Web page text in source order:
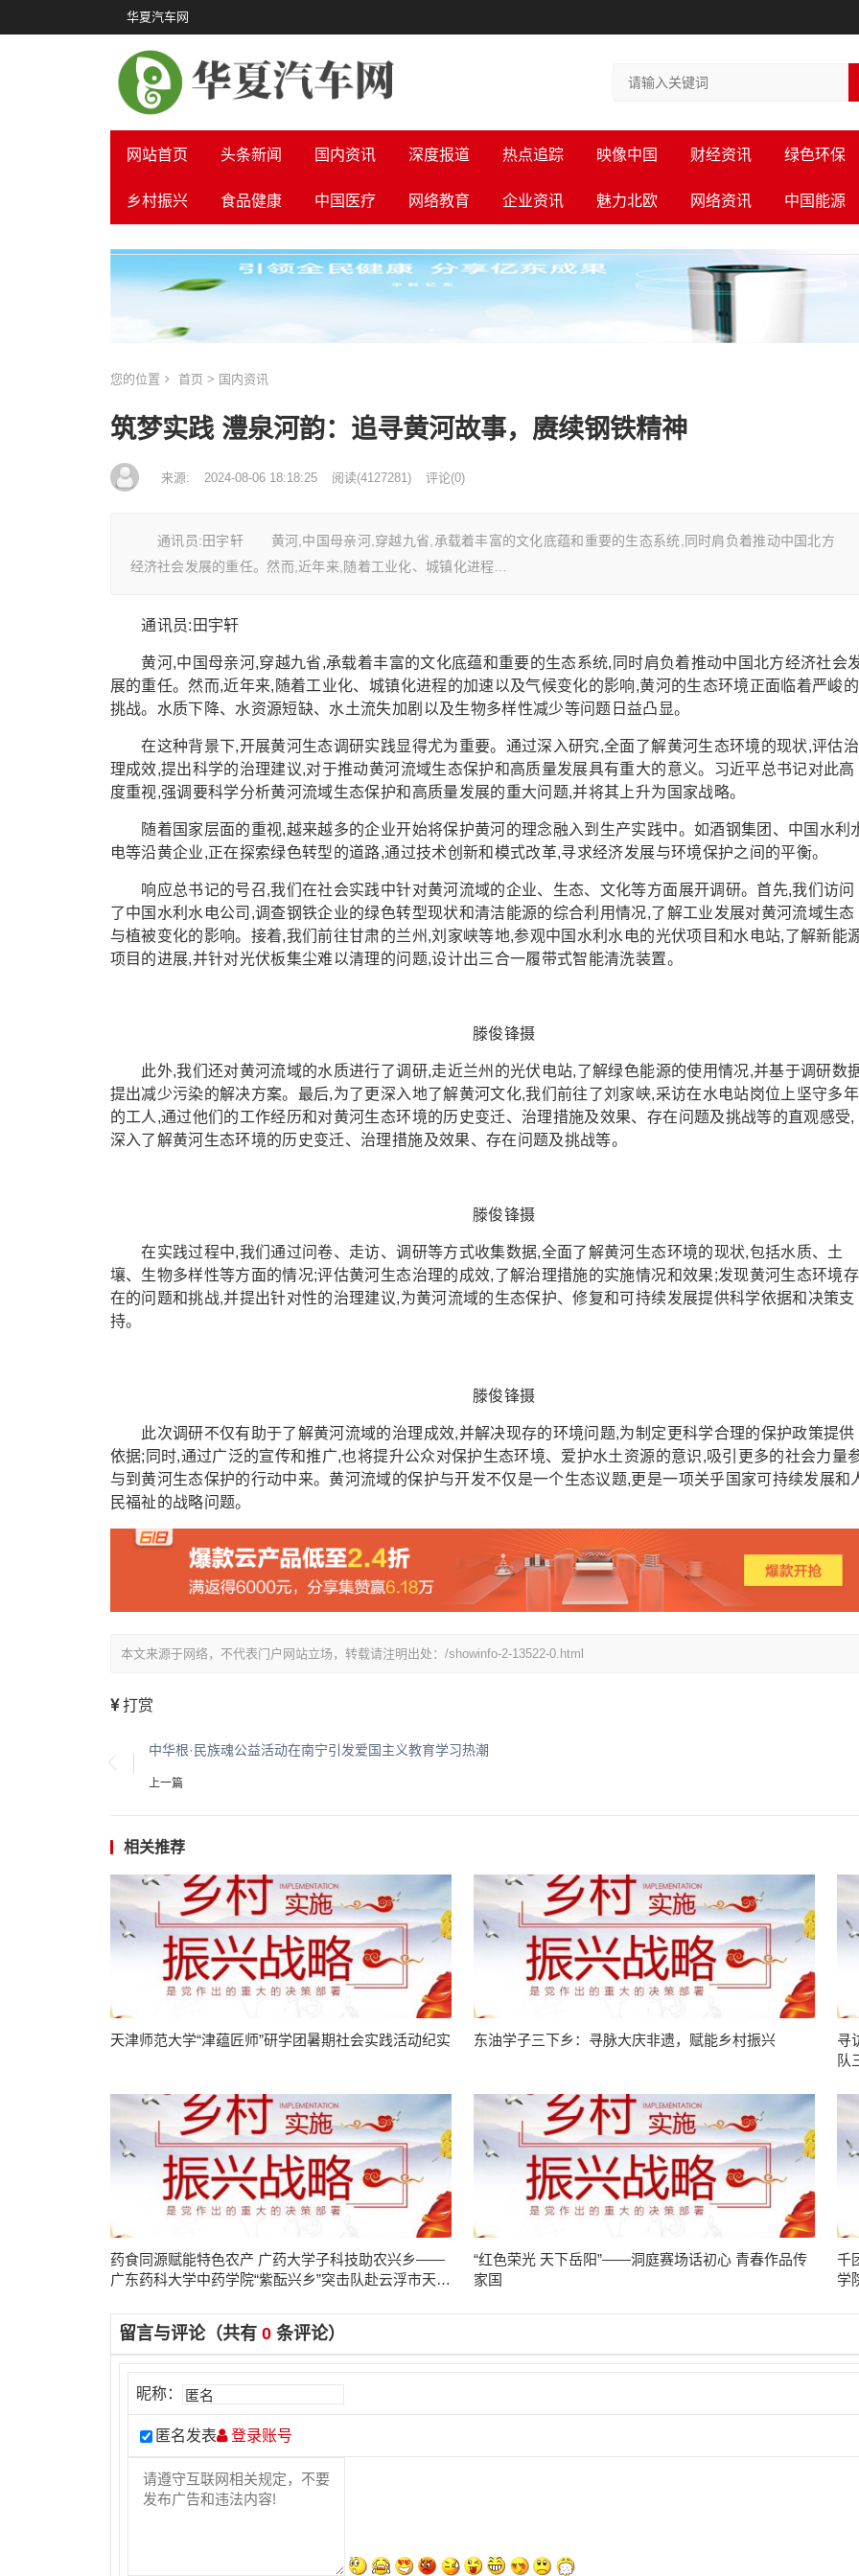
华夏汽车网
网站首页 头条新闻 国内资讯 深度报道 热点追踪 映像中国 财经资讯 绿色环保
乡村振兴 食品健康 中国医疗 网络教育 企业资讯 魅力北欧 网络资讯 中国能源
您的位置 首页 > 国内资讯
筑梦实践 澧泉河韵：追寻黄河故事，赓续钢铁精神
来源: 2024-08-06 18:18:25 阅读(4127281) 评论(0)
通讯员:田宇轩 黄河,中国母亲河,穿越九省,承载着丰富的文化底蕴和重要的生态系统,同时肩负着推动中国北方
经济社会发展的重任。然而,近年来,随着工业化、城镇化进程…
通讯员:田宇轩
黄河,中国母亲河,穿越九省,承载着丰富的文化底蕴和重要的生态系统,同时肩负着推动中国北方经济社会
展的重任。然而,近年来,随着工业化、城镇化进程的加速以及气候变化的影响,黄河的生态环境正面临着严峻的
挑战。水质下降、水资源短缺、水土流失加剧以及生物多样性减少等问题日益凸显。
在这种背景下,开展黄河生态调研实践显得尤为重要。通过深入研究,全面了解黄河生态环境的现状,评估治
理成效,提出科学的治理建议,对于推动黄河流域生态保护和高质量发展具有重大的意义。习近平总书记对此高
度重视,强调要科学分析黄河流域生态保护和高质量发展的重大问题,并将其上升为国家战略。
随着国家层面的重视,越来越多的企业开始将保护黄河的理念融入到生产实践中。如酒钢集团、中国水利
电等沿黄企业,正在探索绿色转型的道路,通过技术创新和模式改革,寻求经济发展与环境保护之间的平衡。
响应总书记的号召,我们在社会实践中针对黄河流域的企业、生态、文化等方面展开调研。首先,我们访问
了中国水利水电公司,调查钢铁企业的绿色转型现状和清洁能源的综合利用情况,了解工业发展对黄河流域生态
与植被变化的影响。接着,我们前往甘肃的兰州,刘家峡等地,参观中国水利水电的光伏项目和水电站,了解新能
项目的进展,并针对光伏板集尘难以清理的问题,设计出三合一履带式智能清洗装置。
滕俊锋摄
此外,我们还对黄河流域的水质进行了调研,走近兰州的光伏电站,了解绿色能源的使用情况,并基于调研数
提出减少污染的解决方案。最后,为了更深入地了解黄河文化,我们前往了刘家峡,采访在水电站岗位上坚守多年
的工人,通过他们的工作经历和对黄河生态环境的历史变迁、治理措施及效果、存在问题及挑战等的直观感受,
深入了解黄河生态环境的历史变迁、治理措施及效果、存在问题及挑战等。
滕俊锋摄
在实践过程中,我们通过问卷、走访、调研等方式收集数据,全面了解黄河生态环境的现状,包括水质、土
壤、生物多样性等方面的情况;评估黄河生态治理的成效,了解治理措施的实施情况和效果;发现黄河生态环境存
在的问题和挑战,并提出针对性的治理建议,为黄河流域的生态保护、修复和可持续发展提供科学依据和决策支
持。
滕俊锋摄
此次调研不仅有助于了解黄河流域的治理成效,并解决现存的环境问题,为制定更科学合理的保护政策提供
依据;同时,通过广泛的宣传和推广,也将提升公众对保护生态环境、爱护水土资源的意识,吸引更多的社会力量
与到黄河生态保护的行动中来。黄河流域的保护与开发不仅是一个生态议题,更是一项关乎国家可持续发展和
民福祉的战略问题。
本文来源于网络，不代表门户网站立场，转载请注明出处：/showinfo-2-13522-0.html
打赏
中华根·民族魂公益活动在南宁引发爱国主义教育学习热潮
上一篇
相关推荐
天津师范大学“津蕴匠师”研学团暑期社会实践活动纪实 东油学子三下乡：寻脉大庆非遗，赋能乡村振兴
寻
队
药食同源赋能特色农产 广药大学子科技助农兴乡——
广东药科大学中药学院“紫酝兴乡”突击队赴云浮市天堂
“红色荣光 天下岳阳”——洞庭赛场话初心 青春作品传
家国
千
学
留言与评论（共有 0条评论）
昵称：
匿名发表 登录账号